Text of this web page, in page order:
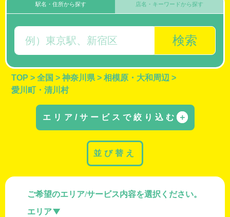
駅名・住所から探す
検索
店名・キーワードから探す
TOP > 全国 > 神奈川県 > 相模原・大和周辺 >
愛川町・清川村
エリア/サービスで絞り込む ＋
ご希望のエリア/サービス内容を選択ください。
エリア
並び替え